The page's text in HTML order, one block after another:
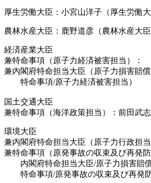
厚生労働大臣：小宮山洋子（厚生労働大
農林水産大臣：鹿野道彦（農林水産大臣
経済産業大臣
兼特命事項（原子力経済被害担当）：
兼内閣府特命担当大臣（原子力損害賠
特命事項/原子力経済被害担当）
国土交通大臣
兼特命事項（海洋政策担当）：前田武
環境大臣
兼内閣府特命担当大臣（原子力行政担当
兼特命事項（原発事故の収束及び再発
内閣府特命担当大臣/原子力損害賠償
特命事項/原発事故の収束及び再発防